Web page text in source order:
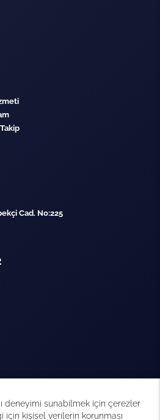
Cad. No:225
deneyimi sunabilmek için çerezler
için kişisel verilerin korunması